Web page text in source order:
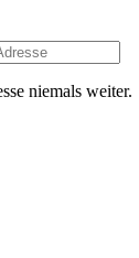
niemals weiter.